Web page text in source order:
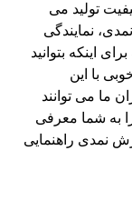
تولید می
نمایندگی
اینکه بتوانید
با این
ما می توانند
به شما معرفی
نمدی راهنمایی